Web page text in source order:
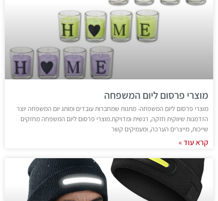
מוצרי פרסום ליום המשפחה
מוצרי פרסום ליום המשפחה- מתנות שמחברות עובדים ומותג יום המשפחה יוצר
הזדמנות שיווקית חזקה, רגשית ומדויקת.מוצרי פרסום ליום המשפחה מחזקים
שייכות, מייצרים הערכה, ומעמיקים קשר
קרא עוד »